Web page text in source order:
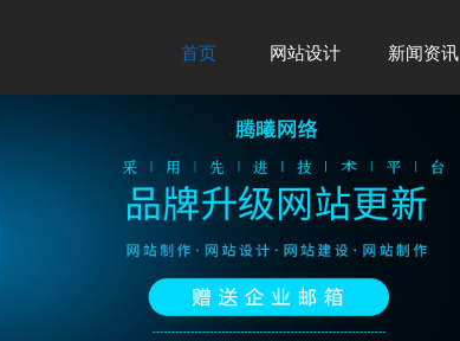
首页
网站设计
新闻资讯